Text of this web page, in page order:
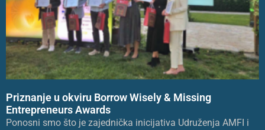
Priznanje u okviru Borrow Wisely & Missing
Entrepreneurs Awards
Ponosni smo što je zajednička inicijativa Udruženja AMFI i